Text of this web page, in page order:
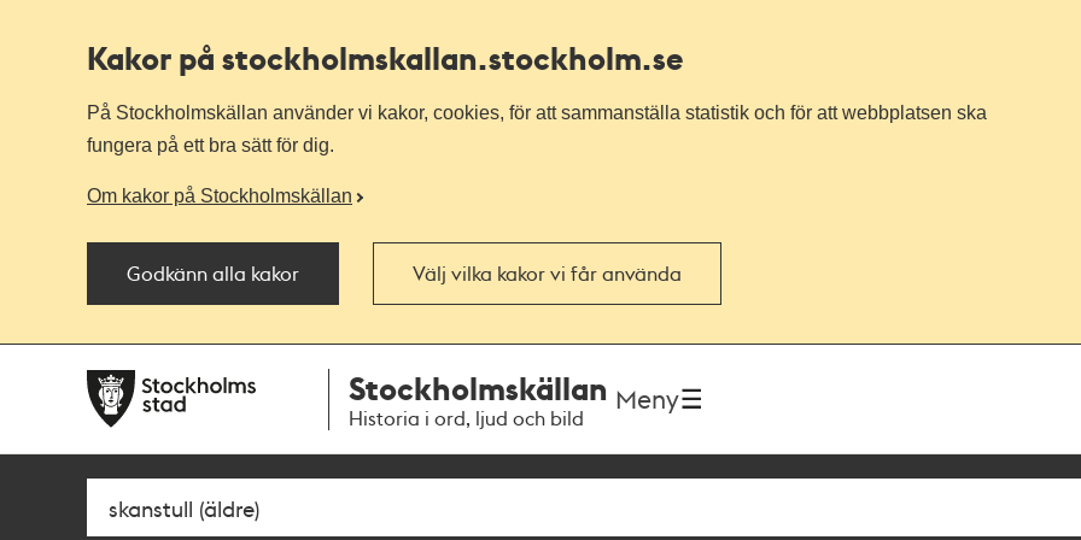
Kakor på stockholmskallan.stockholm.se
På Stockholmskällan använder vi kakor, cookies, för att sammanställa statistik och för att webbplatsen ska
fungera på ett bra sätt för dig.
Om kakor på Stockholmskällan
Godkänn alla kakor Välj vilka kakor vi får använda
navigationen
huvudinnehållet
Stockholmskällan
Historia i ord, ljud och bild
Meny
Sök